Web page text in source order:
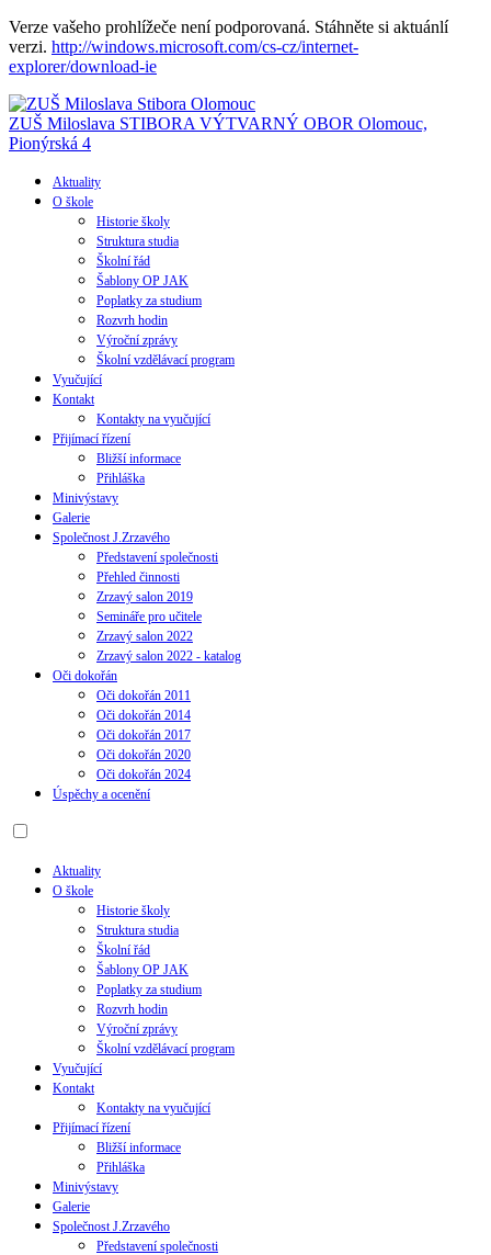
Verze vašeho prohlížeče není podporovaná. Stáhněte si aktuánlí
verzi. http://windows.microsoft.com/cs-cz/internet-
explorer/download-ie
ZUŠ Miloslava STIBORA VÝTVARNÝ OBOR Olomouc,
Pionýrská 4
Aktuality
O škole
Historie školy
Struktura studia
Školní řád
Šablony OP JAK
Poplatky za studium
Rozvrh hodin
Výroční zprávy
Školní vzdělávací program
Vyučující
Kontakt
Kontakty na vyučující
Přijímací řízení
Bližší informace
Přihláška
Minivýstavy
Galerie
Společnost J.Zrzavého
Představení společnosti
Přehled činnosti
Zrzavý salon 2019
Semináře pro učitele
Zrzavý salon 2022
Zrzavý salon 2022 - katalog
Oči dokořán
Oči dokořán 2011
Oči dokořán 2014
Oči dokořán 2017
Oči dokořán 2020
Oči dokořán 2024
Úspěchy a ocenění
Aktuality
O škole
Historie školy
Struktura studia
Školní řád
Šablony OP JAK
Poplatky za studium
Rozvrh hodin
Výroční zprávy
Školní vzdělávací program
Vyučující
Kontakt
Kontakty na vyučující
Přijímací řízení
Bližší informace
Přihláška
Minivýstavy
Galerie
Společnost J.Zrzavého
Představení společnosti